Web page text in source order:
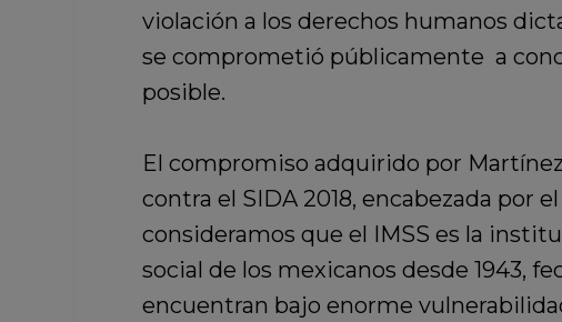
violación a los derechos humanos
se comprometió públicamente a
posible.
El compromiso adquirido por
contra el SIDA 2018, encabezada por
consideramos que el IMSS es la
social de los mexicanos desde 1943,
encuentran bajo enorme